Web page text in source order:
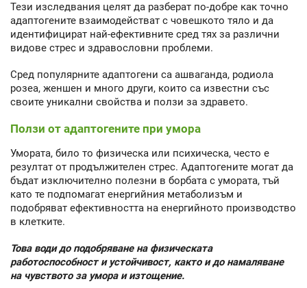
Тези изследвания целят да разберат по-добре как точно
адаптогените взаимодействат с човешкото тяло и да
идентифицират най-ефективните сред тях за различни
видове стрес и здравословни проблеми.
Сред популярните адаптогени са ашваганда, родиола
розеа, женшен и много други, които са известни със
своите уникални свойства и ползи за здравето.
Ползи от адаптогените при умора
Умората, било то физическа или психическа, често е
резултат от продължителен стрес. Адаптогените могат да
бъдат изключително полезни в борбата с умората, тъй
като те подпомагат енергийния метаболизъм и
подобряват ефективността на енергийното производство
в клетките.
Това води до подобряване на физическата
работоспособност и устойчивост, както и до намаляване
на чувството за умора и изтощение.